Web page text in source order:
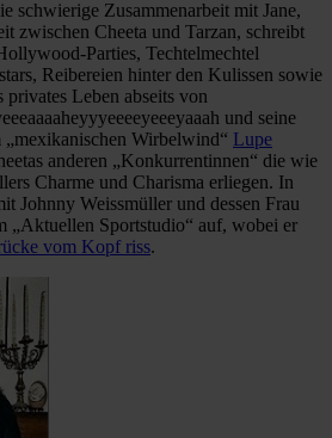
schwierige Zusammenarbeit mit Jane,
zwischen Cheeta und Tarzan, schreibt
Parties, Techtelmechtel
Reibereien hinter den Kulissen sowie
privates Leben abseits von
und seine
Wirbelwind“ Lupe
anderen „Konkurrentinnen“ die wie
Charme und Charisma erliegen. In
Johnny Weissmüller und dessen Frau
„Aktuellen Sportstudio“ auf, wobei er
vom Kopf riss.